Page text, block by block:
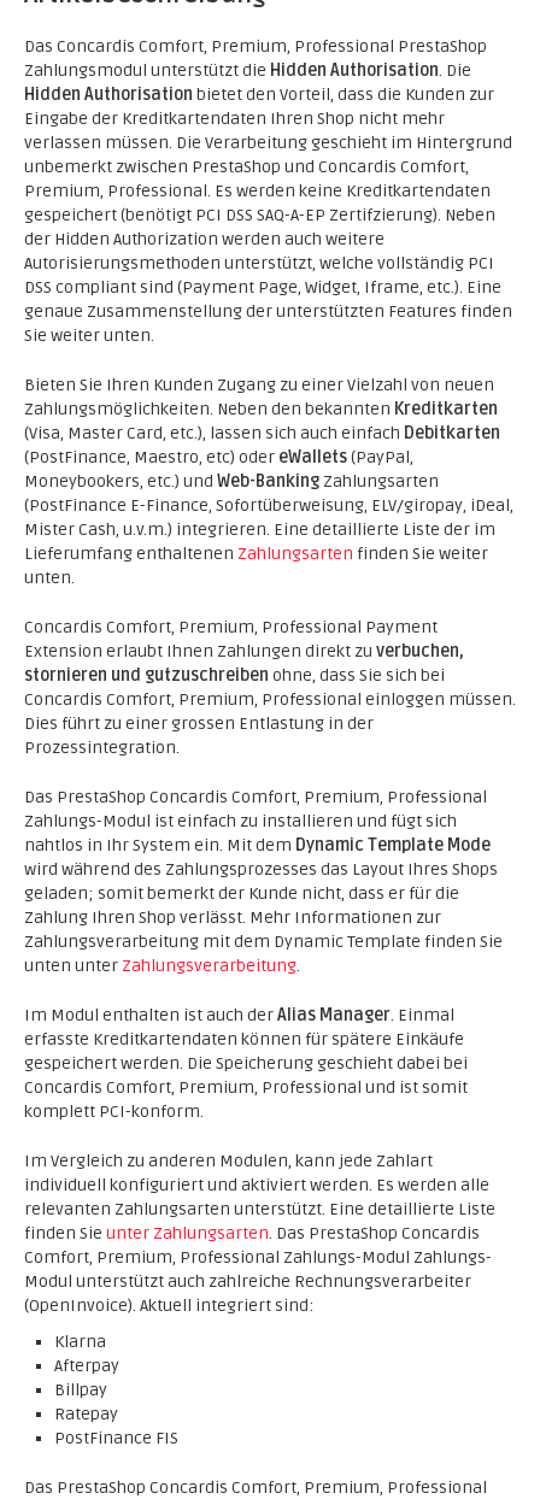
Das Concardis Comfort, Premium, Professional PrestaShop
Zahlungsmodul unterstützt die Hidden Authorisation. Die
Hidden Authorisation bietet den Vorteil, dass die Kunden zur
Eingabe der Kreditkartendaten Ihren Shop nicht mehr
verlassen müssen. Die Verarbeitung geschieht im Hintergrund
unbemerkt zwischen PrestaShop und Concardis Comfort,
Premium, Professional. Es werden keine Kreditkartendaten
gespeichert (benötigt PCI DSS SAQ-A-EP Zertifzierung). Neben
der Hidden Authorization werden auch weitere
Autorisierungsmethoden unterstützt, welche vollständig PCI
DSS compliant sind (Payment Page, Widget, Iframe, etc.). Eine
genaue Zusammenstellung der unterstützten Features finden
Sie weiter unten.
Bieten Sie Ihren Kunden Zugang zu einer Vielzahl von neuen
Zahlungsmöglichkeiten. Neben den bekannten Kreditkarten
(Visa, Master Card, etc.), lassen sich auch einfach Debitkarten
(PostFinance, Maestro, etc) oder eWallets(PayPal,
Moneybookers, etc.) und Web-Banking Zahlungsarten
(PostFinance E-Finance, Sofortüberweisung, ELV/giropay, iDeal,
Mister Cash, u.v.m.) integrieren. Eine detaillierte Liste der im
Lieferumfang enthaltenen Zahlungsarten finden Sie weiter
unten.
Concardis Comfort, Premium, Professional Payment
Extension erlaubt Ihnen Zahlungen direkt zu verbuchen,
stornieren und gutzuschreiben ohne, dass Sie sich bei
Concardis Comfort, Premium, Professional einloggen müssen.
Dies führt zu einer grossen Entlastung in der
Prozessintegration.
Das PrestaShop Concardis Comfort, Premium, Professional
Zahlungs-Modul ist einfach zu installieren und fügt sich
nahtlos in Ihr System ein. Mit dem Dynamic Template Mode
wird während des Zahlungsprozesses das Layout Ihres Shops
geladen; somit bemerkt der Kunde nicht, dass er für die
Zahlung Ihren Shop verlässt. Mehr Informationen zur
Zahlungsverarbeitung mit dem Dynamic Template finden Sie
unten unter Zahlungsverarbeitung.
Im Modul enthalten ist auch derAlias Manager. Einmal
erfasste Kreditkartendaten können für spätere Einkäufe
gespeichert werden. Die Speicherung geschieht dabei bei
Concardis Comfort, Premium, Professional und ist somit
komplett PCI-konform.
Im Vergleich zu anderen Modulen, kann jede Zahlart
individuell konfiguriert und aktiviert werden. Es werden alle
relevanten Zahlungsarten unterstützt. Eine detaillierte Liste
finden Sie unter Zahlungsarten. Das PrestaShop Concardis
Comfort, Premium, Professional Zahlungs-Modul Zahlungs-
Modul unterstützt auch zahlreiche Rechnungsverarbeiter
(OpenInvoice). Aktuell integriert sind:
Klarna
Afterpay
Billpay
Ratepay
PostFinance FIS
Das PrestaShop Concardis Comfort, Premium, Professional